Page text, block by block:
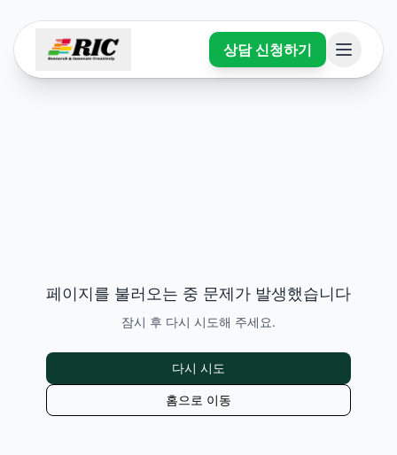
상담 신청하기
페이지를 불러오는 중 문제가 발생했습니다
잠시 후 다시 시도해 주세요.
다시 시도
홈으로 이동